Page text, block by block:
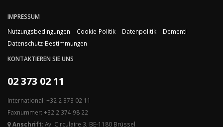
IMPRESSUM
Nutzungsbedingungen
Cookie-Politik Datenpolitik
Dementi
Datenschutz-Bestimmungen
KONTAKTIEREN SIE UNS
02 373 02 11
International: +32 2 373 02 11
Faxnummer: +32 2 374 98 22
Anschrift:Av. Circulaire 3, BE-1180 Brüssel